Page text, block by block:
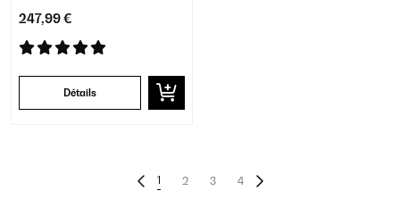
247,99 €
Détails
1 2 3 4